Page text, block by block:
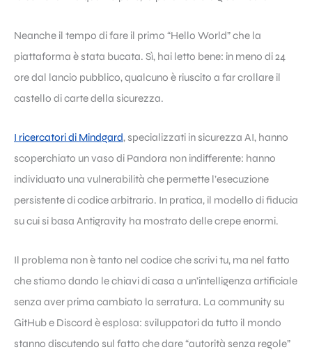
Neanche il tempo di fare il primo “Hello World” che la
piattaforma è stata bucata. Sì, hai letto bene: in meno di 24
ore dal lancio pubblico, qualcuno è riuscito a far crollare il
castello di carte della sicurezza.
I ricercatori di Mindgard, specializzati in sicurezza AI, hanno
scoperchiato un vaso di Pandora non indifferente: hanno
individuato una vulnerabilità che permette l’esecuzione
persistente di codice arbitrario. In pratica, il modello di fiducia
su cui si basa Antigravity ha mostrato delle crepe enormi.
Il problema non è tanto nel codice che scrivi tu, ma nel fatto
che stiamo dando le chiavi di casa a un’intelligenza artificiale
senza aver prima cambiato la serratura. La community su
GitHub e Discord è esplosa: sviluppatori da tutto il mondo
stanno discutendo sul fatto che dare “autorità senza regole”